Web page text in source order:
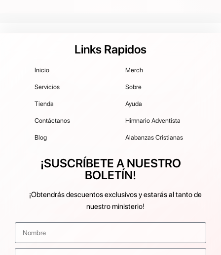
Links Rapidos
Inicio
Servicios
Tienda
Contáctanos
Blog
Merch
Sobre
Ayuda
Himnario Adventista
Alabanzas Cristianas
¡SUSCRÍBETE A NUESTRO
BOLETÍN!
¡Obtendrás descuentos exclusivos y estarás al tanto de
nuestro ministerio!